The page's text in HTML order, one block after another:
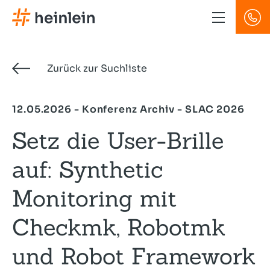
Direkt
zum
Zurück zur Suchliste
12.05.2026 - Konferenz Archiv - SLAC 2026
Setz die User-Brille
auf: Synthetic
Monitoring mit
Checkmk, Robotmk
und Robot Framework